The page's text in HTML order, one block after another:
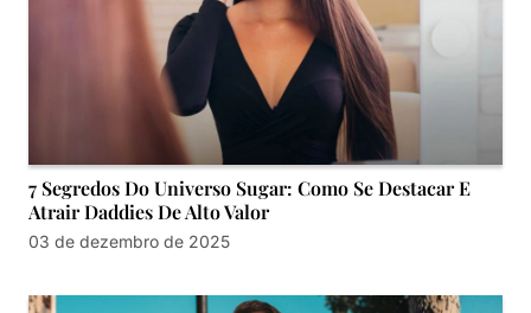
7 Segredos Do Universo Sugar: Como Se Destacar E
Atrair Daddies De Alto Valor
03 de dezembro de 2025